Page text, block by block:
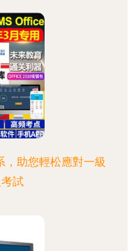
，助您輕松應對一級
試